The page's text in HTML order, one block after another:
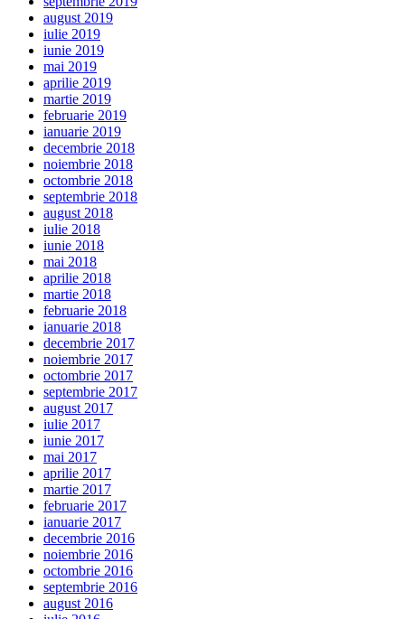
august 2019
iulie 2019
iunie 2019
mai 2019
aprilie 2019
martie 2019
februarie 2019
ianuarie 2019
decembrie 2018
noiembrie 2018
octombrie 2018
septembrie 2018
august 2018
iulie 2018
iunie 2018
mai 2018
aprilie 2018
martie 2018
februarie 2018
ianuarie 2018
decembrie 2017
noiembrie 2017
octombrie 2017
septembrie 2017
august 2017
iulie 2017
iunie 2017
mai 2017
aprilie 2017
martie 2017
februarie 2017
ianuarie 2017
decembrie 2016
noiembrie 2016
octombrie 2016
septembrie 2016
august 2016